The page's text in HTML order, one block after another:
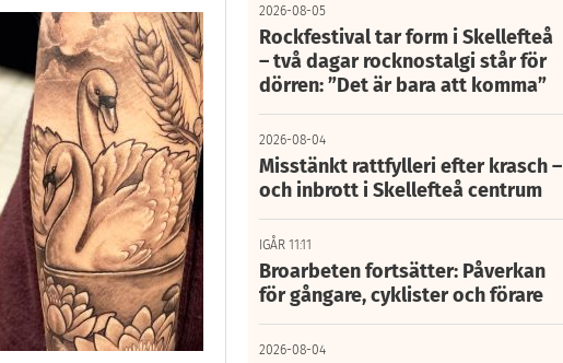
2026-08-05
Rockfestival tar form i Skellefteå
– två dagar rocknostalgi står för
dörren: ”Det är bara att komma”
2026-08-04
Misstänkt rattfylleri efter krasch –
och inbrott i Skellefteå centrum
IGÅR 11:11
Broarbeten fortsätter: Påverkan
för gångare, cyklister och förare
2026-08-04